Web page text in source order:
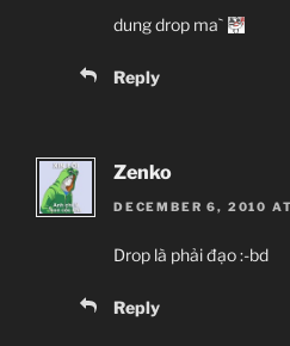
dung drop ma`
Reply
Zenko
DECEMBER 6, 2010
Drop là phải đạo :-bd
Reply